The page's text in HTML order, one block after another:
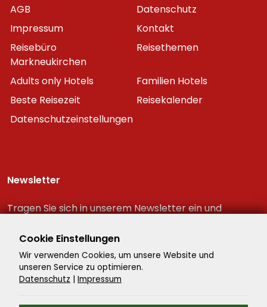
AGB
Datenschutz
Impressum
Kontakt
Reisebüro
Markneukirchen
Reisethemen
Adults only Hotels
Familien Hotels
Beste Reisezeit
Reisekalender
Datenschutzeinstellungen
Newsletter
Tragen Sie sich in unserem Newsletter ein und
Reiseschnäppchen!
Cookie Einstellungen
Wir verwenden Cookies, um unsere Website und
unseren Service zu optimieren.
Datenschutz | Impressum